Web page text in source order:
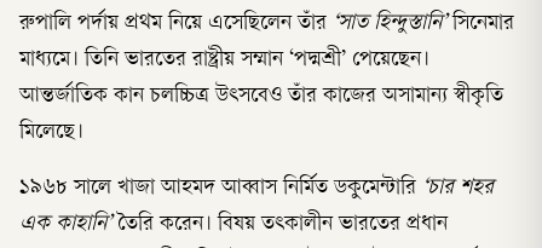
রুপালি পর্দায় প্রথম নিয়ে এসেছিলেন তাঁর ‘সাত হিন্দুস্তানি’সিনেমার
মাধ্যমে। তিনি ভারতের রাষ্ট্রীয় সম্মান ‘পদ্মশ্রী’ পেয়েছেন।
আন্তর্জাতিক কান চলচ্চিত্র উৎসবেও তাঁর কাজের অসামান্য স্বীকৃতি
মিলেছে।
১৯৬৮ সালে খাজা আহমদ আব্বাস নির্মিত ডকুমেন্টারি ‘চার শহর
এক কাহানি’তৈরি করেন। বিষয় তৎকালীন ভারতের প্রধান